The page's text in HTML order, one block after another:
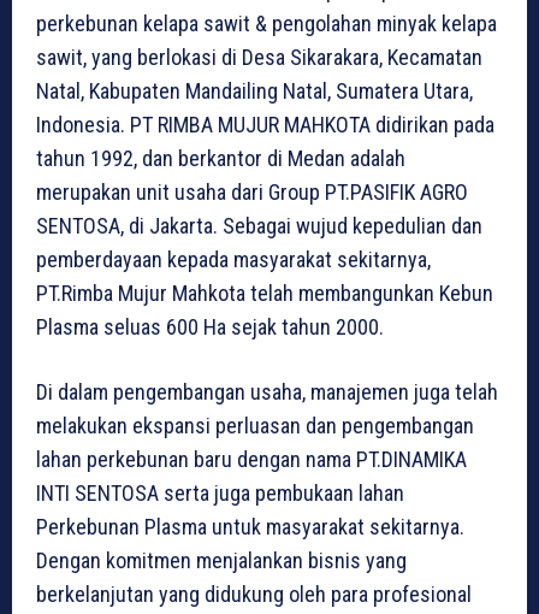
perkebunan kelapa sawit & pengolahan minyak kelapa
sawit, yang berlokasi di Desa Sikarakara, Kecamatan
Natal, Kabupaten Mandailing Natal, Sumatera Utara,
Indonesia. PT RIMBA MUJUR MAHKOTA didirikan pada
tahun 1992, dan berkantor di Medan adalah
merupakan unit usaha dari Group PT.PASIFIK AGRO
SENTOSA, di Jakarta. Sebagai wujud kepedulian dan
pemberdayaan kepada masyarakat sekitarnya,
PT.Rimba Mujur Mahkota telah membangunkan Kebun
Plasma seluas 600 Ha sejak tahun 2000.
Di dalam pengembangan usaha, manajemen juga telah
melakukan ekspansi perluasan dan pengembangan
lahan perkebunan baru dengan nama PT.DINAMIKA
INTI SENTOSA serta juga pembukaan lahan
Perkebunan Plasma untuk masyarakat sekitarnya.
Dengan komitmen menjalankan bisnis yang
berkelanjutan yang didukung oleh para profesional